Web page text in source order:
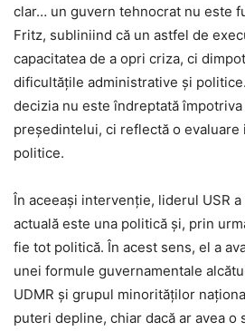
clar… un guvern tehnocrat nu este
Fritz, subliniind că un astfel de
capacitatea de a opri criza, ci
dificultățile administrative și
decizia nu este îndreptată împotriva
președintelui, ci reflectă o evaluare
politice.
În aceeași intervenție, liderul USR
actuală este una politică și, prin
fie tot politică. În acest sens, el a
unei formule guvernamentale
UDMR și grupul minorităților
puteri depline, chiar dacă ar avea